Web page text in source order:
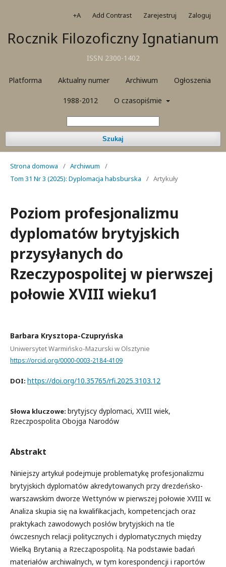
Rocznik Filozoficzny Ignatianum
ISSN 2300-1402
Platforma Aktualny numer Archiwum Ogłoszenia
1988-2012 O czasopiśmie
Szukaj
+A Add Contrast Zarejestruj Zaloguj
Strona domowa / Archiwum
/
Tom 31 Nr 3 (2025): Dyplomacja habsburska
/ Artykuły
Poziom profesjonalizmu
dyplomatów brytyjskich
przysyłanych do
Rzeczypospolitej w pierwszej
połowie XVIII wieku1
Barbara Krysztopa-Czupryńska
Uniwersytet Warmińsko-Mazurski w Olsztynie
https://orcid.org/0000-0003-2184-4109
DOI: https://doi.org/10.35765/rfi.2025.3103.12
Słowa kluczowe: brytyjscy dyplomaci, XVIII wiek,
Rzeczpospolita Obojga Narodów
Abstrakt
Niniejszy artykuł podejmuje problematykę profesjonalizmu
brytyjskich dyplomatów akredytowanych przy drezdeńsko-
warszawskim dworze Wettynów w pierwszej połowie XVIII w.
Analiza skupia się na kwalifikacjach, kompetencjach oraz
praktykach zawodowych posłów brytyjskich na tle
ówczesnych relacji politycznych i dyplomatycznych między
Wielką Brytanią a Rzecząpospolitą. Na podstawie badań
materiałów archiwalnych, w tym korespondencji i raportów